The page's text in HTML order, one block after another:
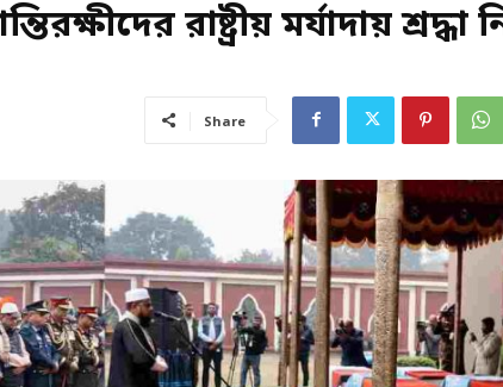
রাষ্ট্রীয় মর্যাদায় শ্রদ্ধা
Share